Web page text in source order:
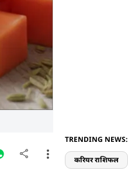
TRENDING NEWS:
करियर राशिफल